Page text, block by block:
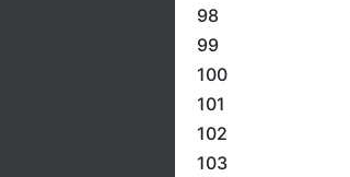
98
99
100
101
102
103